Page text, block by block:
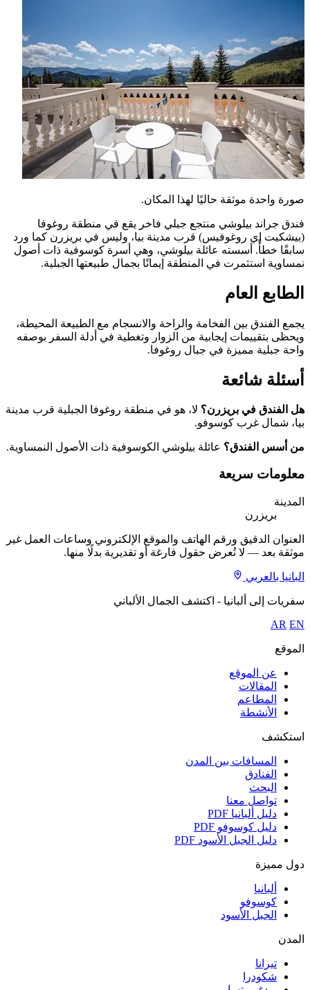
صورة واحدة موثقة حاليًا لهذا المكان.
فندق جراند بيلوشي منتجع جبلي فاخر يقع في منطقة روغوفا
(بيشكيت إي روغوفيس) قرب مدينة بيا، وليس في بريزرن كما ورد
سابقًا خطأً. أسسته عائلة بيلوشي، وهي أسرة كوسوفية ذات أصول
نمساوية استثمرت في المنطقة إيمانًا بجمال طبيعتها الجبلية.
الطابع العام
يجمع الفندق بين الفخامة والراحة والانسجام مع الطبيعة المحيطة،
ويحظى بتقييمات إيجابية من الزوار وتغطية في أدلة السفر بوصفه
واحة جبلية مميزة في جبال روغوفا.
أسئلة شائعة
هل الفندق في بريزرن؟ لا، هو في منطقة روغوفا الجبلية قرب مدينة
بيا، شمال غرب كوسوفو.
من أسس الفندق؟ عائلة بيلوشي الكوسوفية ذات الأصول النمساوية.
معلومات سريعة
المدينة
بريزرن
العنوان الدقيق ورقم الهاتف والموقع الإلكتروني وساعات العمل غير
موثقة بعد — لا تُعرض حقول فارغة أو تقديرية بدلًا منها.
البانيا بالعربي
سفريات إلى ألبانيا - اكتشف الجمال الألباني
AR EN
الموقع
عن الموقع
المقالات
المطاعم
الأنشطة
استكشف
المسافات بين المدن
الفنادق
البحث
تواصل معنا
دليل ألبانيا PDF
دليل كوسوفو PDF
دليل الجبل الأسود PDF
دول مميزة
ألبانيا
كوسوفو
الجبل الأسود
المدن
تيرانا
شكودرا